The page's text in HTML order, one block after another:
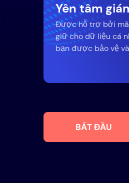
Yên tâm
Được hỗ trợ bởi mã
giữ cho dữ liệu cá
bạn được bảo vệ
BẮT ĐẦU